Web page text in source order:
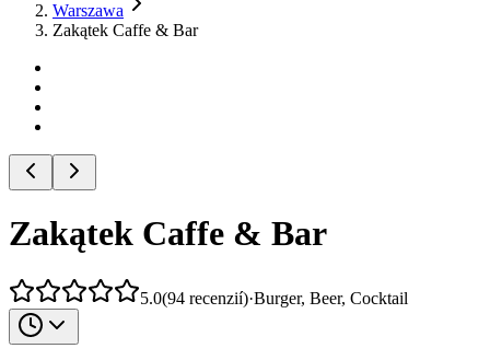
Warszawa
Zakątek Caffe & Bar
Zakątek Caffe & Bar
5.0(94 recenzií)·Burger, Beer, Cocktail